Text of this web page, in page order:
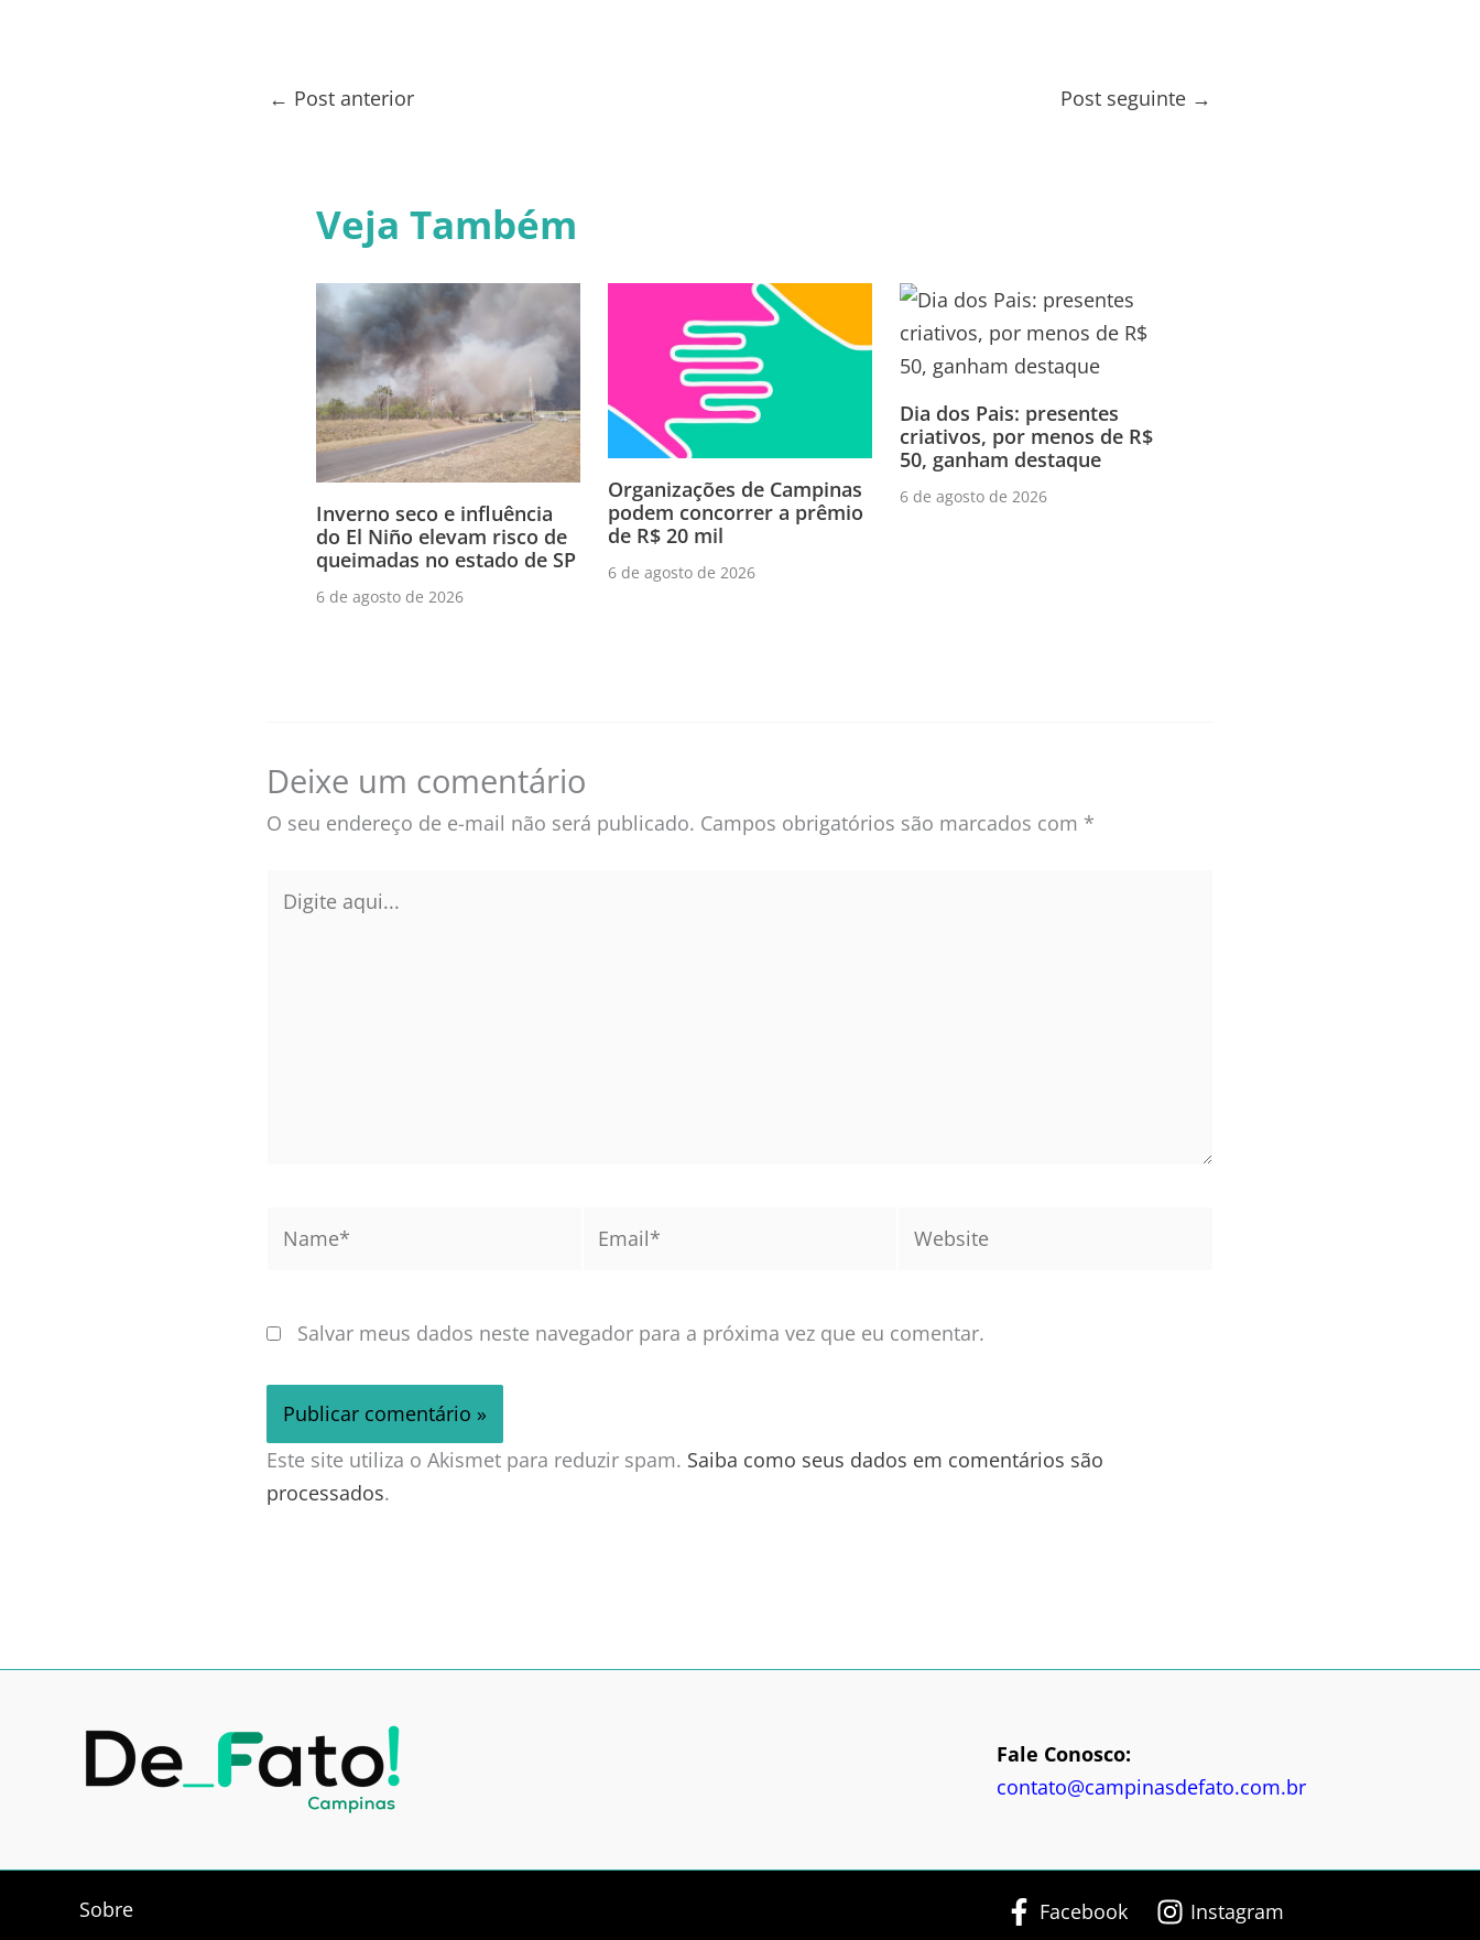
← Post anterior Post seguinte →
Veja Também
Inverno seco e influência
do El Niño elevam risco de
queimadas no estado de SP
6 de agosto de 2026
Organizações de Campinas
podem concorrer a prêmio
de R$ 20 mil
6 de agosto de 2026
Dia dos Pais: presentes
criativos, por menos de R$
50, ganham destaque
6 de agosto de 2026
Deixe um comentário
O seu endereço de e-mail não será publicado. Campos obrigatórios são marcados com *
aqui...
Salvar meus dados neste navegador para a próxima vez que eu comentar.
Este site utiliza o Akismet para reduzir spam. Saiba como seus dados em comentários são
processados.
Fale Conosco:
contato@campinasdefato.com.br
Sobre Facebook Instagram